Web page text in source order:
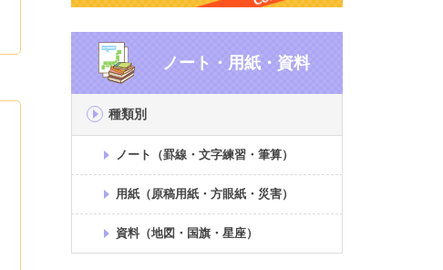
ノート・用紙・資料
種類別
ノート（罫線・文字練習・筆算）
用紙（原稿用紙・方眼紙・災害）
資料（地図・国旗・星座）